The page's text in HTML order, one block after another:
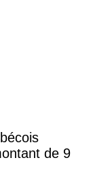
de 9